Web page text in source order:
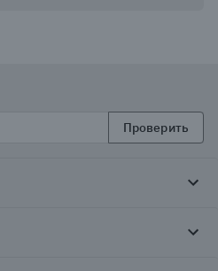
Проверить